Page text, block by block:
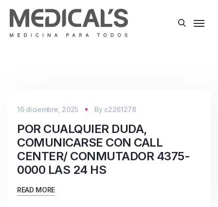
16 diciembre, 2025 By c2261278
POR CUALQUIER DUDA,
COMUNICARSE CON CALL
CENTER/ CONMUTADOR 4375-
0000 LAS 24 HS
READ MORE